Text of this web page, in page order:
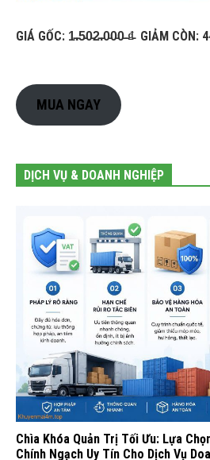
GIÁ GỐC: 1̵.̵5̵0̵2̵.̵0̵0̵0̵ ̵₫̵ GIẢM CÒN:
MUA NGAY
DỊCH VỤ & DOANH NGHIỆP
Chìa Khóa Quản Trị Tối Ưu: Lựa
Chính Ngạch Uy Tín Cho Dịch Vụ